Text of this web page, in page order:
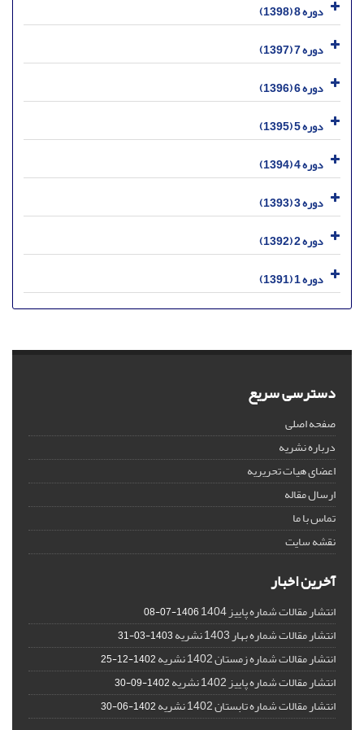
دوره 8 (1398)
دوره 7 (1397)
دوره 6 (1396)
دوره 5 (1395)
دوره 4 (1394)
دوره 3 (1393)
دوره 2 (1392)
دوره 1 (1391)
دسترسی سریع
صفحه اصلی
درباره نشریه
اعضای هیات تحریریه
ارسال مقاله
تماس با ما
نقشه سایت
آخرین اخبار
انتشار مقالات شماره پاییز 1404 1406-07-08
انتشار مقالات شماره بهار 1403 نشریه 1403-03-31
انتشار مقالات شماره زمستان 1402 نشریه 1402-12-25
انتشار مقالات شماره پاییز 1402 نشریه 1402-09-30
انتشار مقالات شماره تابستان 1402 نشریه 1402-06-30